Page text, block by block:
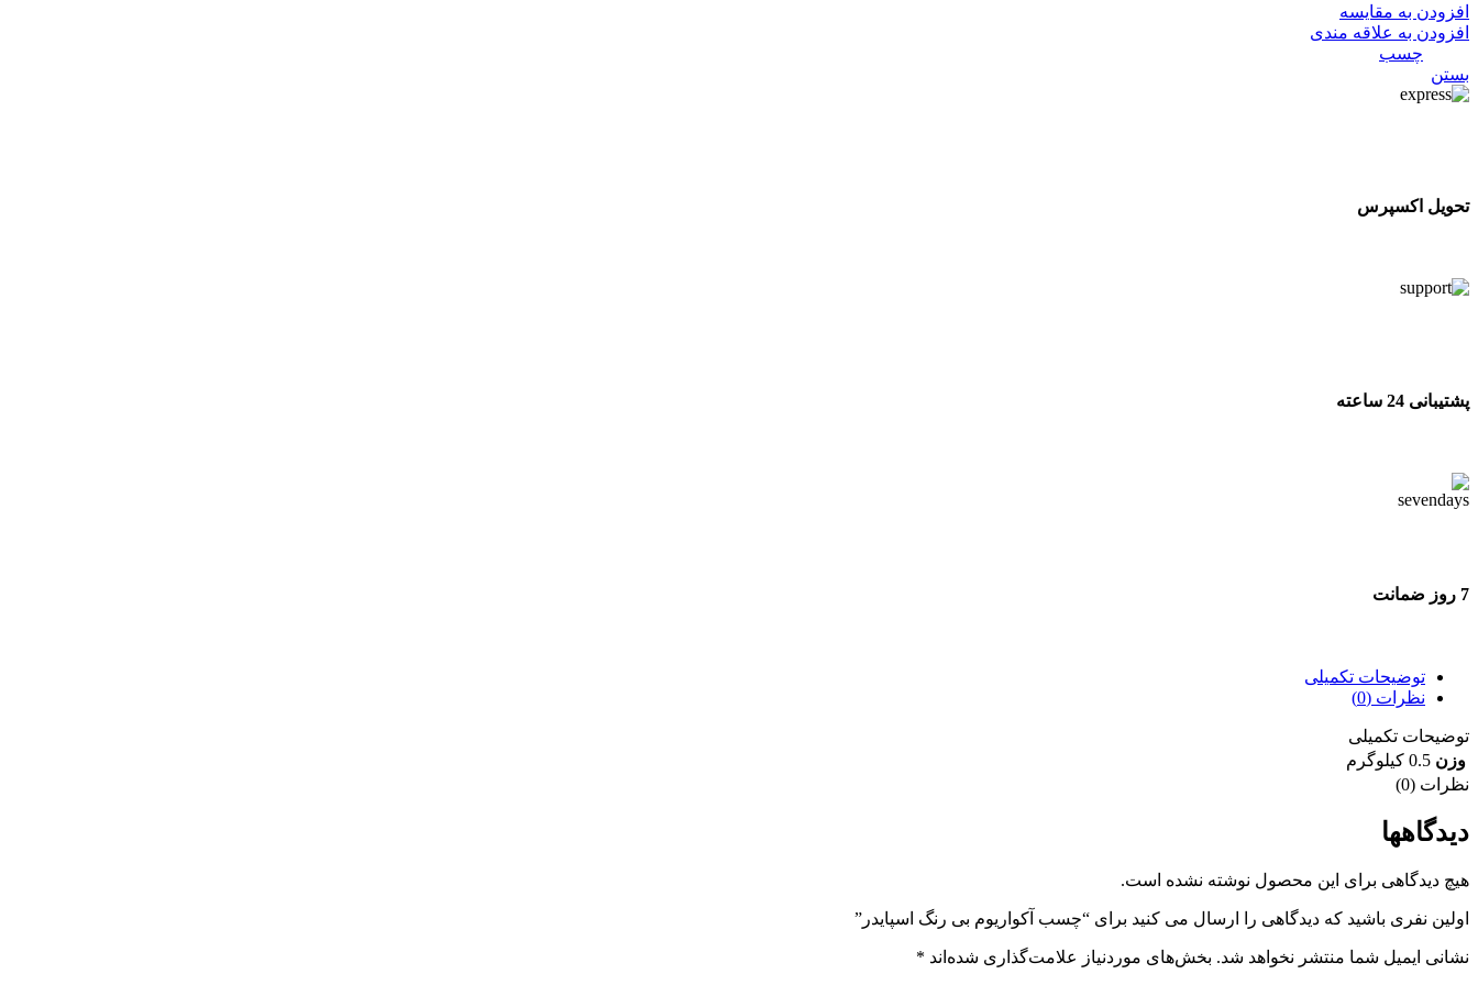
افزودن به مقایسه
افزودن به علاقه مندی
چسب
بستن
تحویل اکسپرس
پشتیبانی 24 ساعته
7 روز ضمانت
توضیحات تکمیلی
نظرات (0)
توضیحات تکمیلی
وزن 0.5 کیلوگرم
نظرات (0)
دیدگاهها
هیچ دیدگاهی برای این محصول نوشته نشده است.
اولین نفری باشید که دیدگاهی را ارسال می کنید برای “چسب آکواریوم بی رنگ اسپایدر”
نشانی ایمیل شما منتشر نخواهد شد. بخش‌های موردنیاز علامت‌گذاری شده‌اند *